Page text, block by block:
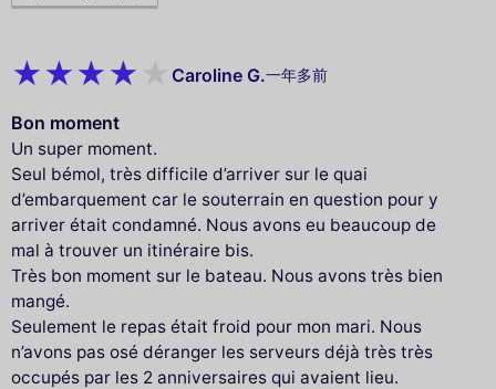
Caroline G.一年多前
Bon moment
Un super moment.
Seul bémol, très difficile d’arriver sur le quai
d’embarquement car le souterrain en question pour y
arriver était condamné. Nous avons eu beaucoup de
mal à trouver un itinéraire bis.
Très bon moment sur le bateau. Nous avons très bien
mangé.
Seulement le repas était froid pour mon mari. Nous
n’avons pas osé déranger les serveurs déjà très très
occupés par les 2 anniversaires qui avaient lieu.